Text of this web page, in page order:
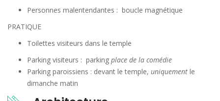
Personnes malentendantes : boucle magnétique
PRATIQUE
Toilettes visiteurs dans le temple
Parking visiteurs : parking place de la comédie
Parking paroissiens : devant le temple, uniquement le
dimanche matin